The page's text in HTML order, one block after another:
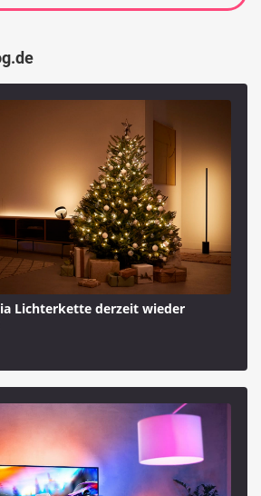
Lichterkette derzeit wieder